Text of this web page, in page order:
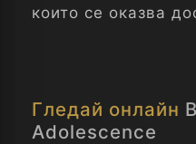
които се оказва
Гледай онлайн
Adolescence